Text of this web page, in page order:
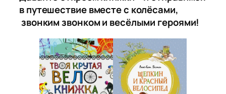
в путешествие вместе с колёсами,
звонким звонком и весёлыми героями!